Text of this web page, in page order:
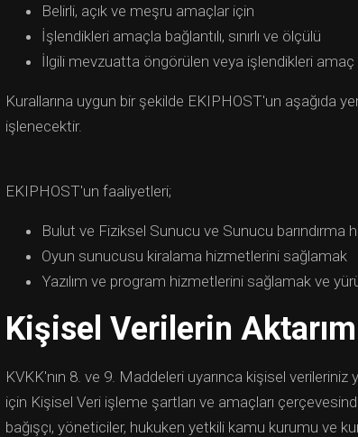
Belirli, açık ve meşru amaçlar için
İşlendikleri amaçla bağlantılı, sınırlı ve ölçülü
İlgili mevzuatta öngörülen veya işlendikleri
Kurallarına uygun bir şekilde EKIPHOST'un aşağıda
işlenecektir.
EKIPHOST'un faaliyetleri;
Bulut ve Fiziksel Sunucu ve Sunucu barındırma
Oyun sunucusu kiralama hizmetlerini sağlamak
Yazılım ve program hizmetlerini sağlamak ve
Kişisel Verilerin
KVKK'nın 8. ve 9. Maddeleri uyarınca kişisel
için Kişisel Veri işleme şartları ve amaçları
bağışçı, yöneticiler, hukuken yetkili kamu kurumu ve